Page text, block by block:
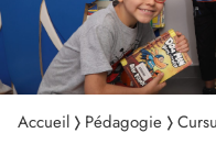
Accueil Pédagogie